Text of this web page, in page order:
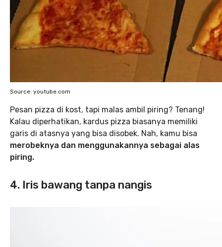
Source: youtube.com
Pesan pizza di kost, tapi malas ambil piring? Tenang!
Kalau diperhatikan, kardus pizza biasanya memiliki
garis di atasnya yang bisa disobek. Nah, kamu bisa
merobeknya dan menggunakannya sebagai alas
piring.
4. Iris bawang tanpa nangis